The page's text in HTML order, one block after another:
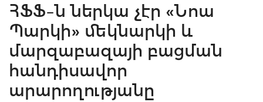
ՀՖՖ–ն ներկա չէր «Նոա
Պարկի» մեկնարկի և
մարզաբազայի բացման
հանդիսավոր
արարողությանը